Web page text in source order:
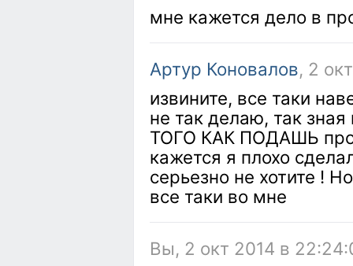
мне кажется дело в
Артур Коновалов, 2
извините, все таки
не так делаю, так зная
ТОГО КАК ПОДАШЬ
кажется я плохо
серьезно не хотите !
все таки во мне
Вы, 2 окт 2014 в